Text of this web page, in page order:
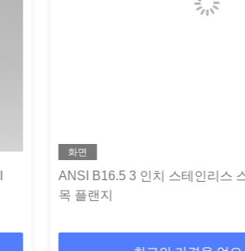
화면
ANSI B16.5 3 인치 스테인리스
목 플랜지